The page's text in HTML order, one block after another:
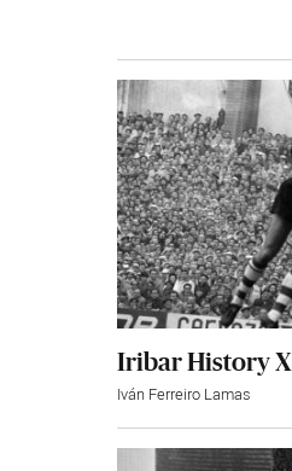
Iribar History X
Iván Ferreiro Lamas